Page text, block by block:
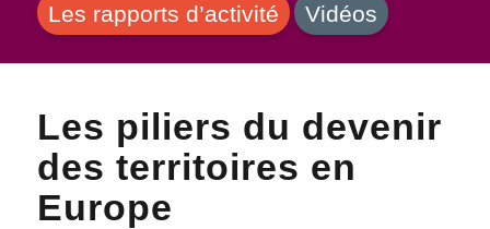
Les rapports d’activité Vidéos
Les piliers du devenir
des territoires en
Europe